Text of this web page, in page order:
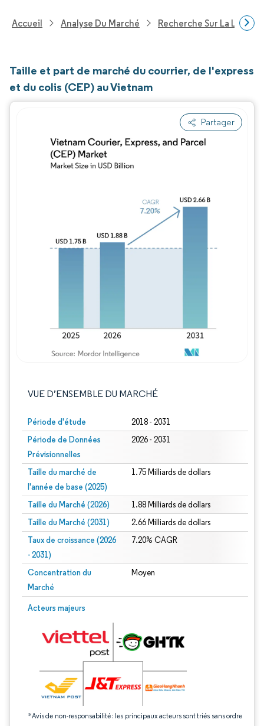
Accueil Analyse Du Marché Recherche Sur La
Taille et part de marché du courrier, de l'express
et du colis (CEP) au Vietnam
Partager
VUE D’ENSEMBLE DU MARCHÉ
Période d'étude 2018 - 2031
Période de Données
Prévisionnelles
2026 - 2031
Taille du marché de
l'année de base (2025)
1.75 Milliards de dollars
Taille du Marché (2026) 1.88 Milliards de dollars
Taille du Marché (2031) 2.66 Milliards de dollars
Taux de croissance (2026
- 2031)
7.20% CAGR
Concentration du
Marché
Moyen
Acteurs majeurs
*Avis de non-responsabilité : les principaux acteurs sont triés sans ordre
Image © Mordor Intelligence. La réutilisation nécessite une attribution sous CC